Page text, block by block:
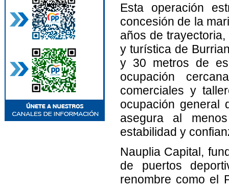
Esta operación
concesión de la
años de
y turística de
y 30 metros de
ocupación
comerciales y
ocupación general
asegura al
estabilidad y
Nauplia Capital,
de puertos
renombre como el